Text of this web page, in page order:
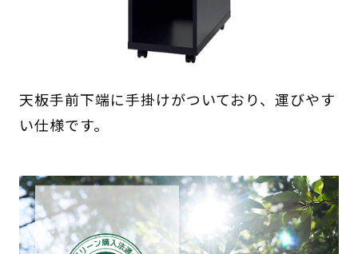
天板手前下端に手掛けがついており、運びやす
い仕様です。